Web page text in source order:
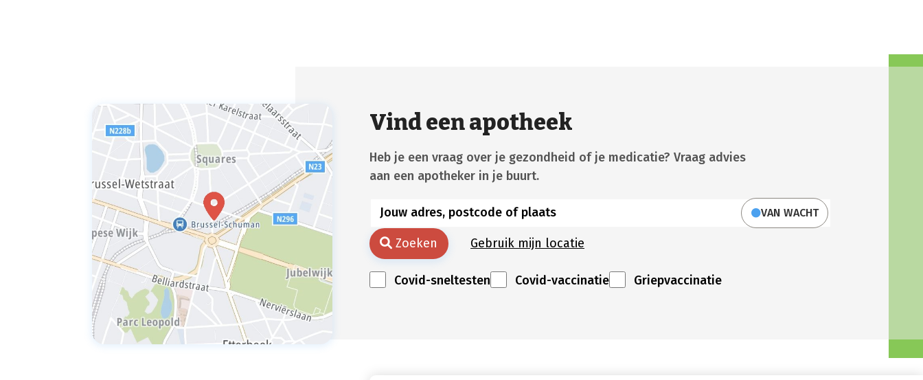
Vind een apotheek
Heb je een vraag over je gezondheid of je medicatie? Vraag advies
aan een apotheker in je buurt.
VAN WACHT
Zoeken Gebruik mijn locatie
Covid-sneltesten Covid-vaccinatie Griepvaccinatie